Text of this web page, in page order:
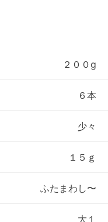
２００g
６本
少々
１５ｇ
ふたまわし〜
大１